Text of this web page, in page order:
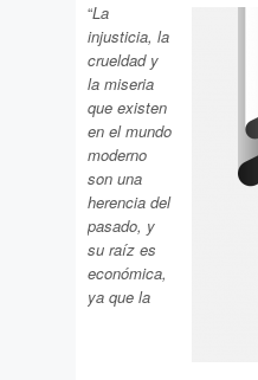
“La
injusticia, la
crueldad y
la miseria
que existen
en el mundo
moderno
son una
herencia del
pasado, y
su raíz es
económica,
ya que la